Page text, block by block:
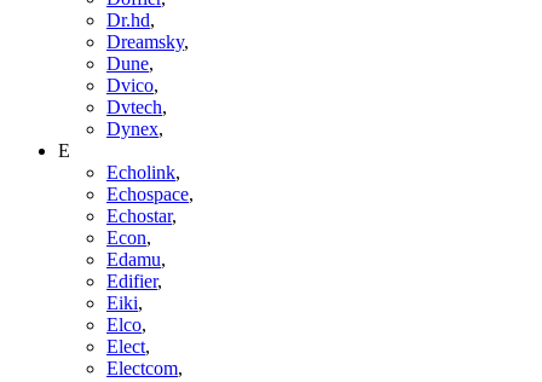
Dr.hd,
Dreamsky,
Dune,
Dvico,
Dvtech,
Dynex,
E
Echolink,
Echospace,
Echostar,
Econ,
Edamu,
Edifier,
Eiki,
Elco,
Elect,
Electcom,